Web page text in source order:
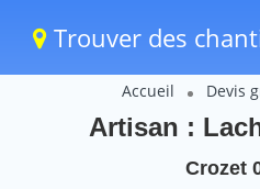
Trouver des
Accueil Devis
Artisan :
Crozet